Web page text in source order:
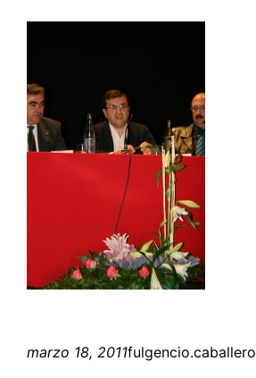
marzo 18, 2011fulgencio.caballero